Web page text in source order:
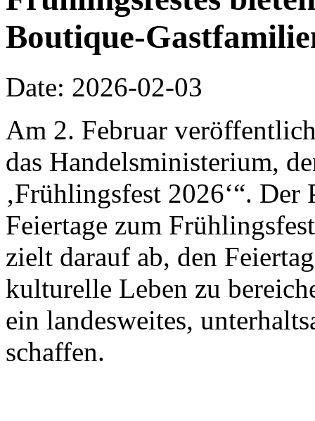
Boutique-
Date: 2026-02-03
Am 2. Februar
das Handelsministerium,
‚Frühlingsfest 2026‘“.
Feiertage zum
zielt darauf ab, den
kulturelle Leben zu
ein landesweites,
schaffen.